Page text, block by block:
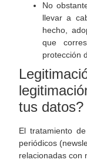
No
llevar a
hecho,
que
protección
tus datos?
El tratamiento
periódicos
relacionadas con